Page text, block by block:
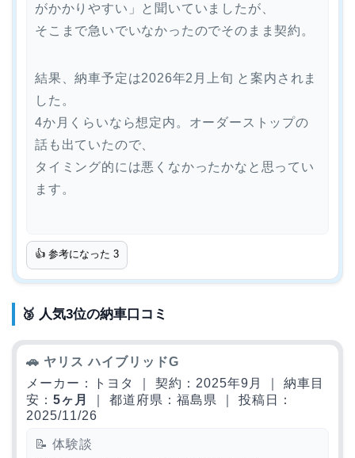
がかかりやすい」と聞いていましたが、
そこまで急いでいなかったのでそのまま契約。
結果、納車予定は2026年2月上旬 と案内されま
した。
4か月くらいなら想定内。オーダーストップの
話も出ていたので、
タイミング的には悪くなかったかなと思ってい
ます。
👍 参考になった 3
🥉 人気3位の納車口コミ
🚗 ヤリス ハイブリッドG
メーカー：トヨタ ｜ 契約：2025年9月 ｜ 納車目
安： 5ヶ月
｜ 都道府県：福島県 ｜ 投稿日：
2025/11/26
📝 体験談